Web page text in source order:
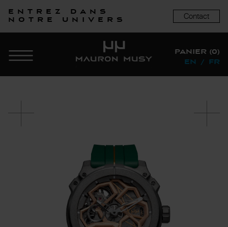
Entrez dans
notre univers
Contact
PANIER (0)
EN
/ FR